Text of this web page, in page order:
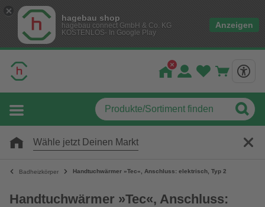
hagebau shop
hagebau connect GmbH & Co. KG
KOSTENLOS- In Google Play
Anzeigen
Wähle jetzt Deinen Markt
Badheizkörper Handtuchwärmer »Tec«, Anschluss: elektrisch, Typ 2
Handtuchwärmer »Tec«, Anschluss: